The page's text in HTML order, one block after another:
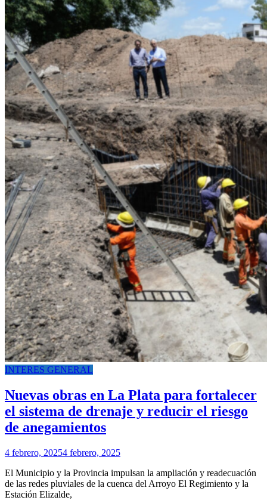
INTERES GENERAL
Nuevas obras en La Plata para fortalecer
el sistema de drenaje y reducir el riesgo
de anegamientos
4 febrero, 20254 febrero, 2025
El Municipio y la Provincia impulsan la ampliación y readecuación
de las redes pluviales de la cuenca del Arroyo El Regimiento y la
Estación Elizalde,